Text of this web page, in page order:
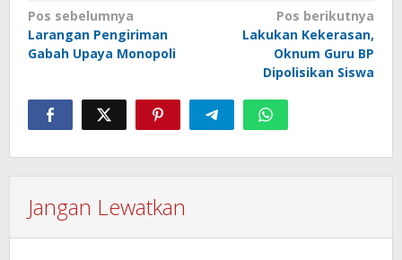
Navigasi
pos
Pos sebelumnya
Larangan Pengiriman
Gabah Upaya Monopoli
Pos berikutnya
Lakukan Kekerasan,
Oknum Guru BP
Dipolisikan Siswa
Jangan Lewatkan